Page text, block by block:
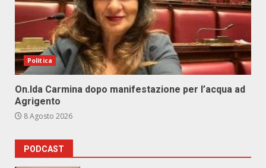
Politica
On.Ida Carmina dopo manifestazione per l’acqua ad
Agrigento
8 Agosto 2026
PODCAST